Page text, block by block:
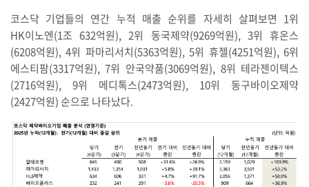
코스닥 기업들의 연간 누적 매출 순위를 자세히 살펴보면 1위
HK이노엔(1조 632억원), 2위 동국제약(9269억원), 3위 휴온스
(6208억원), 4위 파마리서치(5363억원), 5위 휴젤(4251억원), 6위
에스티팜(3317억원), 7위 안국약품(3069억원), 8위 테라젠이텍스
(2716억원), 9위 메디톡스(2473억원), 10위 동구바이오제약
(2427억원) 순으로 나타났다.